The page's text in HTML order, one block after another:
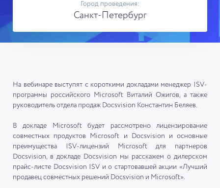
Город проведения:
Санкт-Петербург
На вебинаре выступят с короткими докладами менеджер ISV-
программы российского Microsoft Виталий Ожигов, а также
руководитель отдела продаж Docsvision Константин Беляев.
В докладе Microsoft будет рассмотрено лицензирование
совместных продуктов Microsoft и Docsvision и основные
преимущества ISV-лицензий Microsoft для партнеров
Docsvision, в докладе Docsvision мы расскажем о дилерском
прайс-листе Docsvision ISV и о стартовавшей акции «Лучший
продавец совместных решений Docsvision и Microsoft».